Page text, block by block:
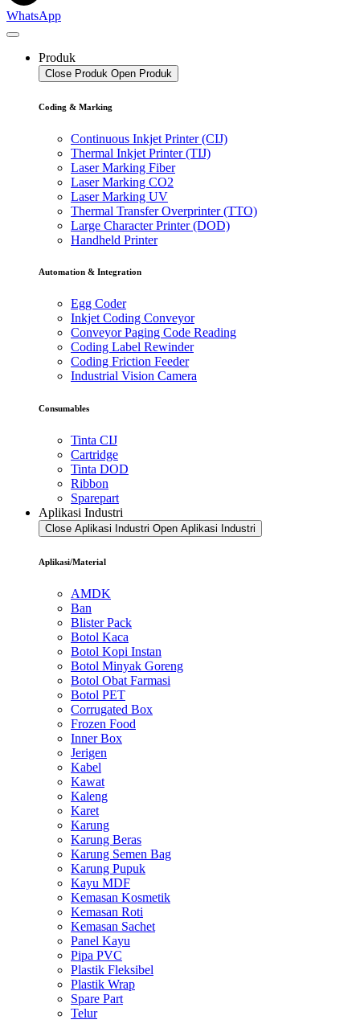
WhatsApp
Produk
Close Produk Open Produk
Coding & Marking
Continuous Inkjet Printer (CIJ)
Thermal Inkjet Printer (TIJ)
Laser Marking Fiber
Laser Marking CO2
Laser Marking UV
Thermal Transfer Overprinter (TTO)
Large Character Printer (DOD)
Handheld Printer
Automation & Integration
Egg Coder
Inkjet Coding Conveyor
Conveyor Paging Code Reading
Coding Label Rewinder
Coding Friction Feeder
Industrial Vision Camera
Consumables
Tinta CIJ
Cartridge
Tinta DOD
Ribbon
Sparepart
Aplikasi Industri
Close Aplikasi Industri Open Aplikasi Industri
Aplikasi/Material
AMDK
Ban
Blister Pack
Botol Kaca
Botol Kopi Instan
Botol Minyak Goreng
Botol Obat Farmasi
Botol PET
Corrugated Box
Frozen Food
Inner Box
Jerigen
Kabel
Kawat
Kaleng
Karet
Karung
Karung Beras
Karung Semen Bag
Karung Pupuk
Kayu MDF
Kemasan Kosmetik
Kemasan Roti
Kemasan Sachet
Panel Kayu
Pipa PVC
Plastik Fleksibel
Plastik Wrap
Spare Part
Telur